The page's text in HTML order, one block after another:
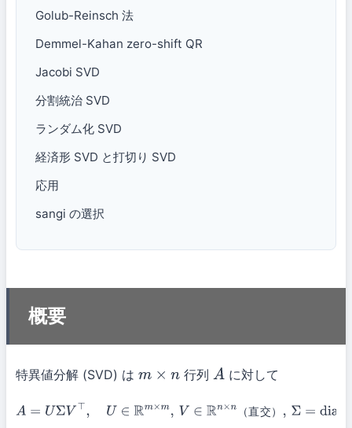
Golub-Reinsch 法
Demmel-Kahan zero-shift QR
Jacobi SVD
分割統治 SVD
ランダム化 SVD
経済形 SVD と打切り SVD
応用
sangi の選択
概要
特異値分解 (SVD) は m×n 行列 A に対して
（直交）
A =U ΣV⊤,U ∈ m×m,V∈Rn×n（直交）,Σ=diag(σ1≥ σ 2≥ ⋯≥ 0)